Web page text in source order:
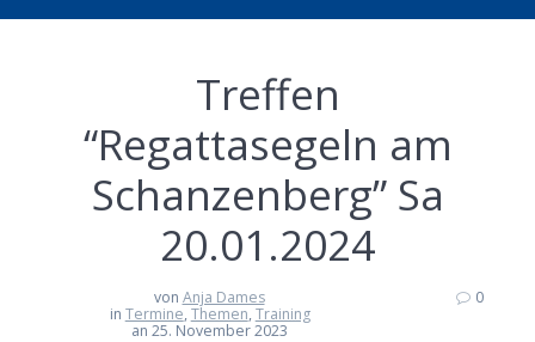
Treffen
“Regattasegeln am
Schanzenberg” Sa
20.01.2024
von Anja Dames
in Termine, Themen, Training
an 25. November 2023
0